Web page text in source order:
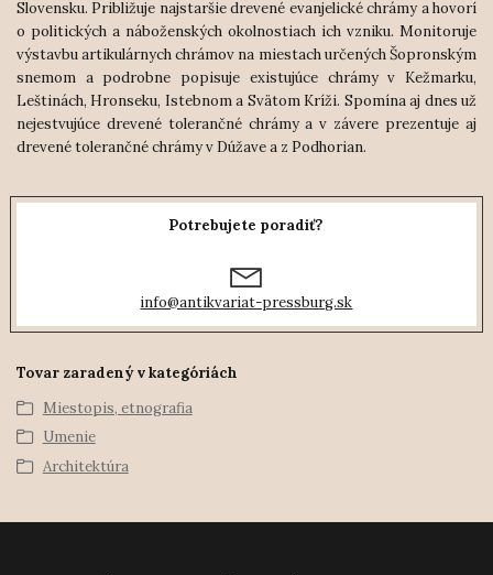
Slovensku. Približuje najstaršie drevené evanjelické chrámy a hovorí
o politických a náboženských okolnostiach ich vzniku. Monitoruje
výstavbu artikulárnych chrámov na miestach určených Šopronským
snemom a podrobne popisuje existujúce chrámy v Kežmarku,
Leštinách, Hronseku, Istebnom a Svätom Kríži. Spomína aj dnes už
nejestvujúce drevené tolerančné chrámy a v závere prezentuje aj
drevené tolerančné chrámy v Dúžave a z Podhorian.
Potrebujete poradiť?
info@antikvariat-pressburg.sk
Tovar zaradený v kategóriách
Miestopis, etnografia
Umenie
Architektúra